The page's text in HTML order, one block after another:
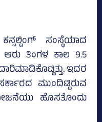
ಸಂಸ್ಥೆಯಾದ
ಆರು ತಿಂಗಳ ಕಾಲ 9.5
ಇದರ
ಮುಂದಿಟ್ಟಿರುವ
ಹೊಸತೊಂದು